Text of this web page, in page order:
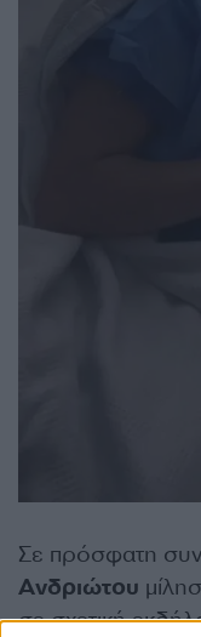
Σε πρόσφατη
Ανδριώτου
σε σχετική